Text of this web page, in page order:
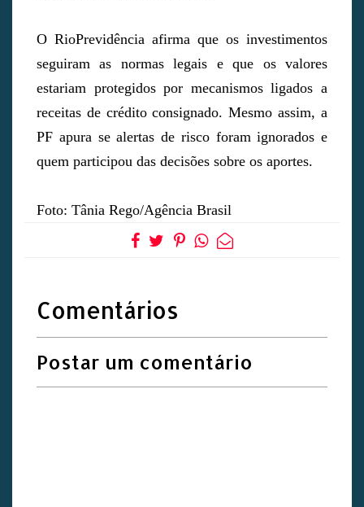
O RioPrevidência afirma que os investimentos
seguiram as normas legais e que os valores
estariam protegidos por mecanismos ligados a
receitas de crédito consignado. Mesmo assim, a
PF apura se alertas de risco foram ignorados e
quem participou das decisões sobre os aportes.
Foto: Tânia Rego/Agência Brasil
Comentários
Postar um comentário